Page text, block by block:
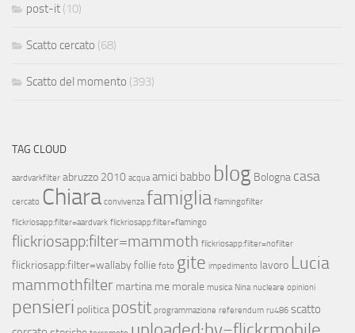
post-it (10)
Scatto cercato (68)
Scatto del momento (393)
TAG CLOUD
aardvarkfilter abruzzo 2010 acqua amici babbo blog Bologna casa
cercato Chiara convivenza famiglia flamingofilter
flickriosapp:filter=aardvark flickriosapp:filter=flamingo
flickriosapp:filter=mammoth flickriosapp:filter=nofilter
flickriosapp:filter=wallaby follie foto gite impedimento lavoro Lucia
mammothfilter martina me morale musica Nina nucleare opinioni
pensieri politica postit programmazione referendum ru486 scatto